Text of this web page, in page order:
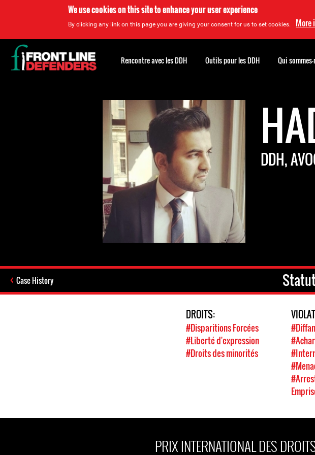
We use cookies on this site to enhance your user experience
By clicking any link on this page you are giving your consent for us to set cookies. More
DDH,
Case History
DROITS:
#Disparitions Forcées
#Liberté d'expression
#Droits des minorités
PRIX INTERNATIONAL DES
Back
to
top
Rencontre avec les DDH Outils pour les DDH Qui